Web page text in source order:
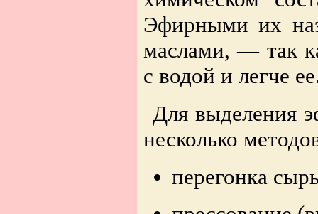
Эфирными их
маслами, — так
с водой и легче
Для выделения
несколько
перегонка